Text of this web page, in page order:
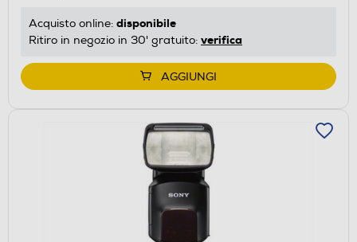
Acquisto online: disponibile
Ritiro in negozio in 30' gratuito: verifica
AGGIUNGI